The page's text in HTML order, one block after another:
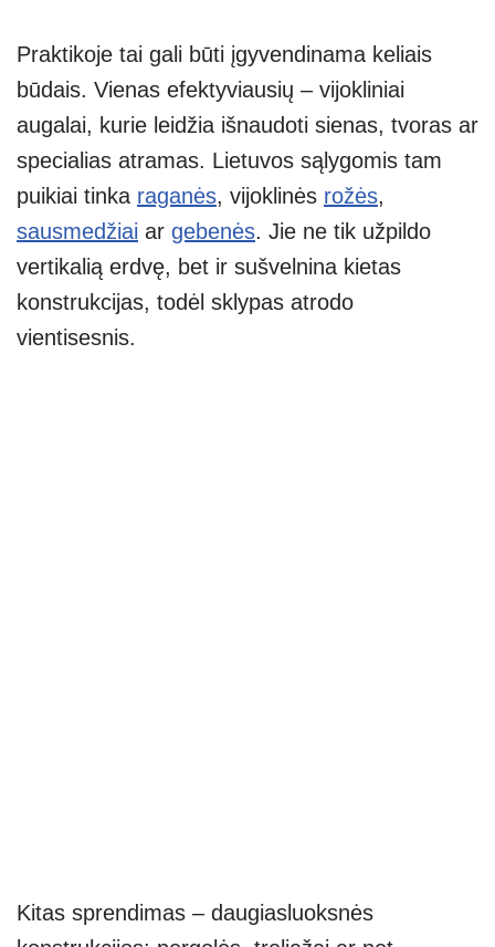
Praktikoje tai gali būti įgyvendinama keliais
būdais. Vienas efektyviausių – vijokliniai
augalai, kurie leidžia išnaudoti sienas, tvoras ar
specialias atramas. Lietuvos sąlygomis tam
puikiai tinka raganės, vijoklinės rožės,
sausmedžiai ar gebenės. Jie ne tik užpildo
vertikalią erdvę, bet ir sušvelnina kietas
konstrukcijas, todėl sklypas atrodo
vientisesnis.
Kitas sprendimas – daugiasluoksnės